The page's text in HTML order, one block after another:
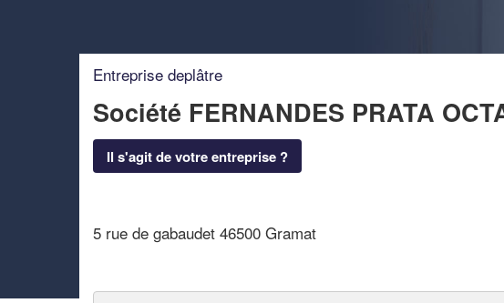
Entreprise deplâtre
Société FERNANDES PRATA
Il s'agit de votre entreprise ?
5 rue de gabaudet 46500 Gramat